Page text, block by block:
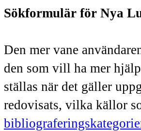
Sökformulär för Nya
Den mer vane
den som vill ha mer
ställas när det gäller
redovisats, vilka källor